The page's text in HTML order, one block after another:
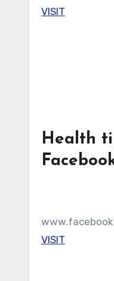
VISIT
Health
VISIT